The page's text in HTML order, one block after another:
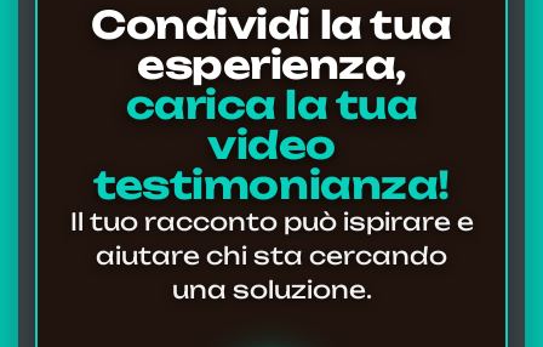
Condividi la tua
esperienza,
carica la tua
video
testimonianza!
Il tuo racconto può ispirare e
aiutare chi sta cercando
una soluzione.